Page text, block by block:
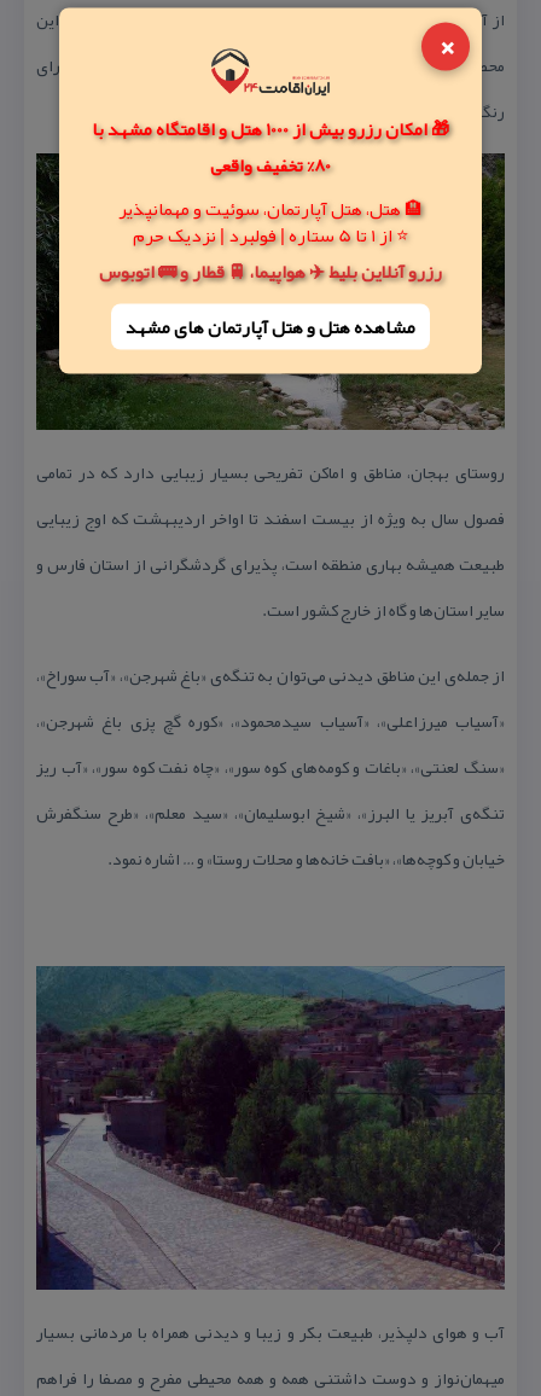
×
🎁 امکان رزرو بیش از 1000 هتل و اقامتگاه مشهد با
80% تخفیف واقعی
🏨 هتل، هتل آپارتمان، سوئیت و مهمانپذیر
⭐ از 1 تا 5 ستاره | فولبرد | نزدیک حرم
رزرو آنلاین بلیط ✈️ هواپیما، 🚆 قطار و 🚌 اتوبوس
مشاهده هتل و هتل‌ آپارتمان های مشهد
از آنجا كه این محصولات، نقش درآمدزایی خوبی برای مردم دارد، به این
محصولات تولیدی معروف منطقه(مغز بنه و مغز الوك كه هر دو نیز دارای
رنگ قهوه‌ای هستند) لقب «طلای قهوه‌ای» داده‌اند.
روستای بهجان، مناطق و اماكن تفریحی بسیار زیبایی دارد كه در تمامی
فصول سال به ویژه از بیست اسفند تا اواخر اردیبهشت كه اوج زیبایی
طبیعت همیشه بهاری منطقه است، پذیرای گردشگرانی از استان فارس و
سایر استان‌ها و گاه از خارج كشور است.
از جمله‌ی این مناطق دیدنی می‌توان به تنگه‌ی «باغ شهرجن»، «آب سوراخ»،
«آسیاب میرزاعلی»، «آسیاب سیدمحمود»، «كوره گچ پزی باغ شهرجن»،
«سنگ لعنتی»، «باغات و كومه‌های كوه سور»، «چاه نفت كوه سور»، «آب ریز
تنگه‌ی آبریز یا البرز»، «شیخ ابوسلیمان»، «سید معلم»، «طرح سنگفرش
خیابان و كوچه‌ها»، «بافت خانه‌ها و محلات روستا» و … اشاره نمود.
آب و هوای دلپذیر، طبیعت بكر و زیبا و دیدنی همراه با مردمانی بسیار
میهمان‌نواز و دوست داشتنی همه و همه محیطی مفرح و مصفا را فراهم